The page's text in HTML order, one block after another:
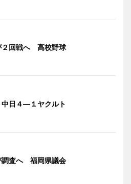
２回戦へ 高校野球
中日４―１ヤクルト
調査へ 福岡県議会